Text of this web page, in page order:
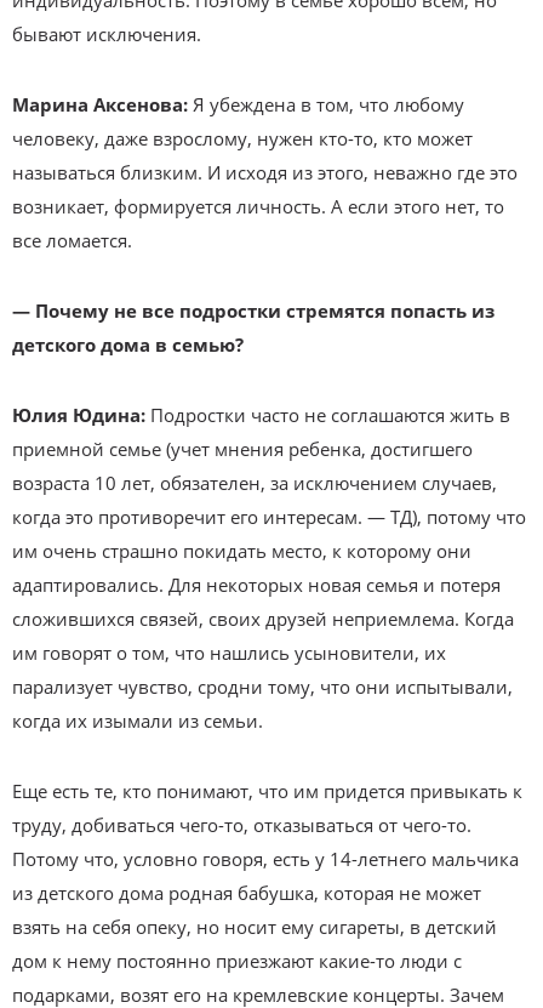
бывают исключения.
Марина Аксенова: Я убеждена в том, что любому
человеку, даже взрослому, нужен кто-то, кто может
называться близким. И исходя из этого, неважно где это
возникает, формируется личность. А если этого нет, то
все ломается.
— Почему не все подростки стремятся попасть из
детского дома в семью?
Юлия Юдина: Подростки часто не соглашаются жить в
приемной семье (учет мнения ребенка, достигшего
возраста 10 лет, обязателен, за исключением случаев,
когда это противоречит его интересам. — ТД), потому что
им очень страшно покидать место, к которому они
адаптировались. Для некоторых новая семья и потеря
сложившихся связей, своих друзей неприемлема. Когда
им говорят о том, что нашлись усыновители, их
парализует чувство, сродни тому, что они испытывали,
когда их изымали из семьи.
Еще есть те, кто понимают, что им придется привыкать к
труду, добиваться чего-то, отказываться от чего-то.
Потому что, условно говоря, есть у 14-летнего мальчика
из детского дома родная бабушка, которая не может
взять на себя опеку, но носит ему сигареты, в детский
дом к нему постоянно приезжают какие-то люди с
подарками, возят его на кремлевские концерты. Зачем